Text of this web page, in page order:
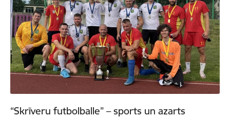
“Skrīveru futbolballe” – sports un azarts